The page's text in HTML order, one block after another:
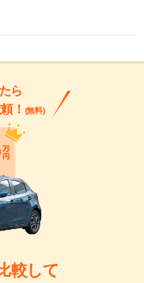
ら
！ (無料)
較して